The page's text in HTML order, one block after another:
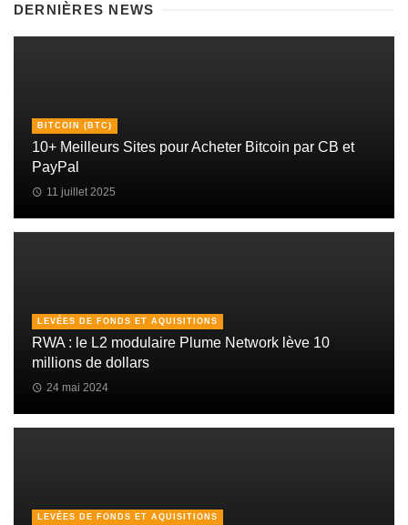
DERNIÈRES NEWS
BITCOIN (BTC)
10+ Meilleurs Sites pour Acheter Bitcoin par CB et
PayPal
11 juillet 2025
LEVÉES DE FONDS ET AQUISITIONS
RWA : le L2 modulaire Plume Network lève 10
millions de dollars
24 mai 2024
LEVÉES DE FONDS ET AQUISITIONS